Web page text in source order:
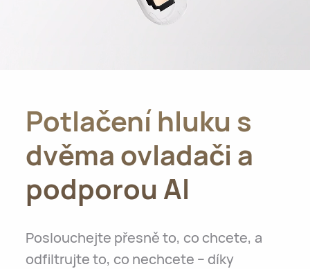
Potlačení hluku s
dvěma ovladači a
podporou AI
Poslouchejte přesně to, co chcete, a
odfiltrujte to, co nechcete – díky